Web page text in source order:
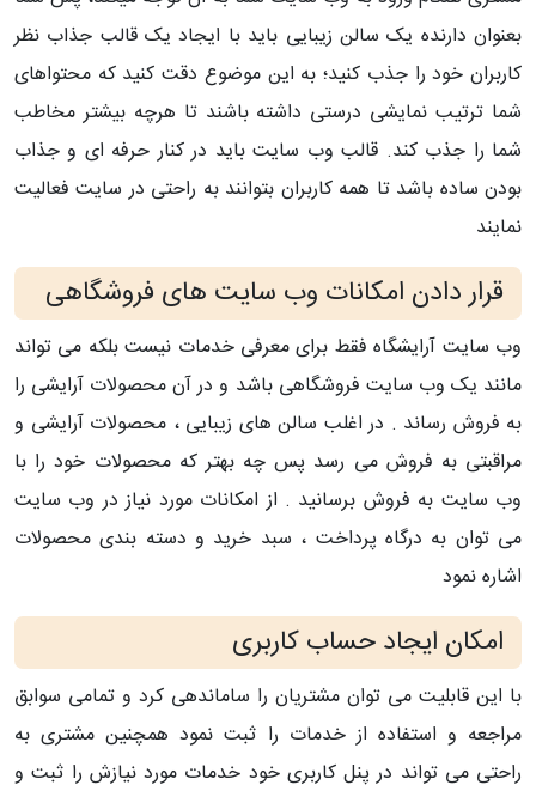
بعنوان دارنده یک سالن زیبایی باید با ایجاد یک قالب جذاب نظر
کاربران خود را جذب کنید؛ به این موضوع دقت کنید که محتواهای
شما ترتیب نمایشی درستی داشته باشند تا هرچه بیشتر مخاطب
شما را جذب کند. قالب وب سایت باید در کنار حرفه ای و جذاب
بودن ساده باشد تا همه کاربران بتوانند به راحتی در سایت فعالیت
نمایند
قرار دادن امکانات وب سایت های فروشگاهی
وب سایت آرایشگاه فقط برای معرفی خدمات نیست بلکه می تواند
مانند یک وب سایت فروشگاهی باشد و در آن محصولات آرایشی را
به فروش رساند . در اغلب سالن های زیبایی ، محصولات آرایشی و
مراقبتی به فروش می رسد پس چه بهتر که محصولات خود را با
وب سایت به فروش برسانید . از امکانات مورد نیاز در وب سایت
می توان به درگاه پرداخت ، سبد خرید و دسته بندی محصولات
اشاره نمود
امکان ایجاد حساب کاربری
با این قابلیت می توان مشتریان را ساماندهی کرد و تمامی سوابق
مراجعه و استفاده از خدمات را ثبت نمود همچنین مشتری به
راحتی می تواند در پنل کاربری خود خدمات مورد نیازش را ثبت و